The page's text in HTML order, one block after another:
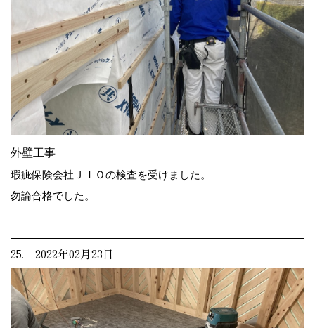
外壁工事
瑕疵保険会社ＪＩＯの検査を受けました。
勿論合格でした。
25. 2022年02月23日